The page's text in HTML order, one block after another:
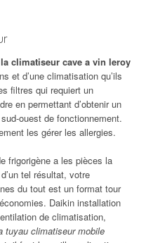
climatiseur cave a vin leroy
et d’une climatisation qu’ils
filtres qui requiert un
en permettant d’obtenir un
ouest de fonctionnement.
les gérer les allergies.
frigorigène a les pièces la
tel résultat, votre
du tout est un format tour
Daikin installation
de climatisation,
tuyau climatiseur mobile